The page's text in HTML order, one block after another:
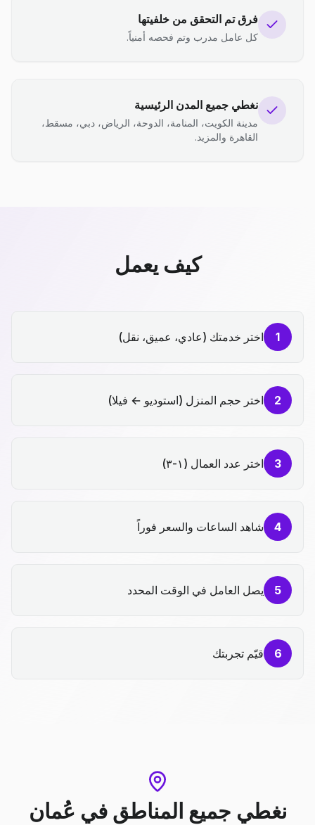
فرق تم التحقق من خلفيتها
كل عامل مدرب وتم فحصه أمنياً.
نغطي جميع المدن الرئيسية
مدينة الكويت، المنامة، الدوحة، الرياض، دبي، مسقط،
القاهرة والمزيد.
كيف يعمل
1 اختر خدمتك (عادي، عميق، نقل)
2 اختر حجم المنزل (استوديو ← فيلا)
3 اختر عدد العمال (١-٣)
4 شاهد الساعات والسعر فوراً
5 يصل العامل في الوقت المحدد
6 قيّم تجربتك
نغطي جميع المناطق في عُمان